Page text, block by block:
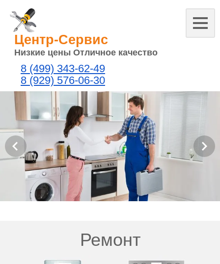
Центр-Сервис
Низкие цены Отличное качество
8 (499) 343-62-49
8 (929) 576-06-30
Ремонт